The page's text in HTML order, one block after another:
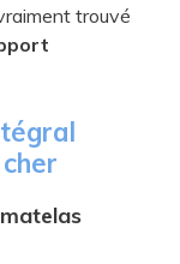
trouvé